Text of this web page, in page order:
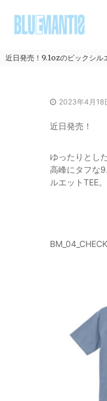
ツ
BLUEMANTIS
近日発売！9.1ozのビックシル
2023年4月18
近日発売！
ゆったりとし
高峰にタフな
ルエットTEE。